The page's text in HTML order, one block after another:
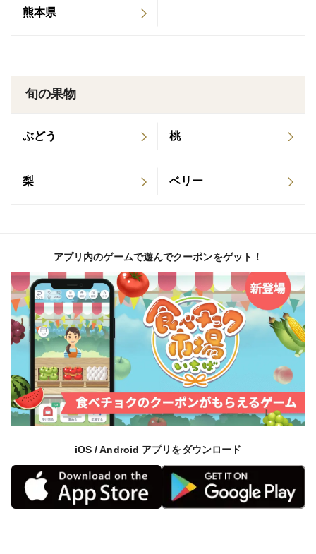
熊本県
旬の果物
ぶどう 桃
梨 ベリー
アプリ内のゲームで遊んでクーポンをゲット！
iOS / Android アプリをダウンロード